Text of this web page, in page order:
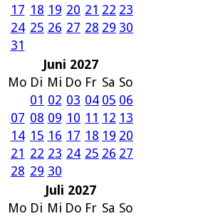
17 18 19 20 21 22 23
24 25 26 27 28 29 30
31
Juni 2027
Mo Di Mi Do Fr Sa So
01 02 03 04 05 06
07 08 09 10 11 12 13
14 15 16 17 18 19 20
21 22 23 24 25 26 27
28 29 30
Juli 2027
Mo Di Mi Do Fr Sa So